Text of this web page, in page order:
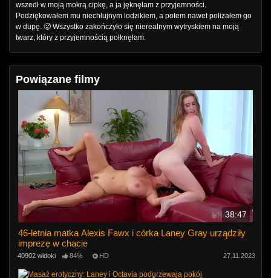
wszedł w moją mokrą cipkę, a ja jęknęłam z przyjemności.
Podziękowałem mu niechlujnym lodzikiem, a potem nawet polizałem go
w dupę. 🥵 Wszystko zakończyło się nierealnym wytryskiem na moją
twarz, który z przyjemnością połknęłam.
Powiązane filmy
38:47
46-letnia matka Alexis Fawx i córka Laney Gray urządziły
imprezę w chacie
40902 widoki 84% HD 27.11.2023